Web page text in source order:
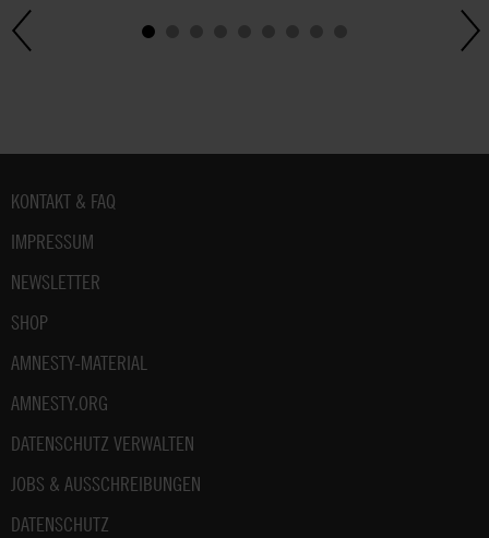
Fußbereich
KONTAKT & FAQ
IMPRESSUM
NEWSLETTER
SHOP
AMNESTY-MATERIAL
AMNESTY.ORG
DATENSCHUTZ VERWALTEN
JOBS & AUSSCHREIBUNGEN
DATENSCHUTZ